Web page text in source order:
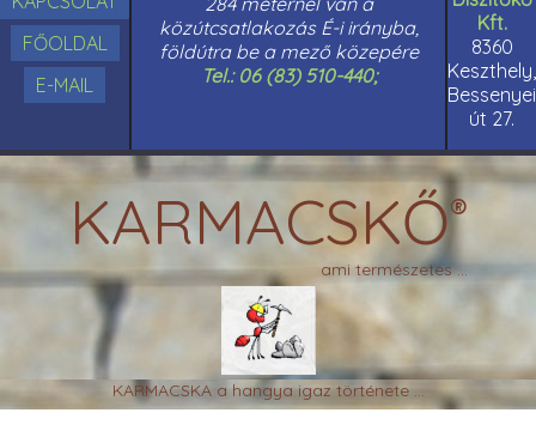
FŐOLDAL
E-MAIL
közútcsatlakozás É-i irányba,
földútra be a mező közepére
Tel.: 06 (83) 510-440;
Kft.
8360
Keszthely,
Bessenyei
út 27.
KARMACSKŐ®
ami természetes ...
KARMACSKA a hangya igaz története ...